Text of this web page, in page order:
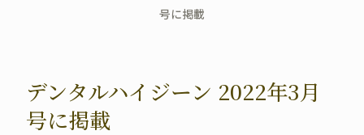
号に掲載
デンタルハイジーン 2022年3月
号に掲載